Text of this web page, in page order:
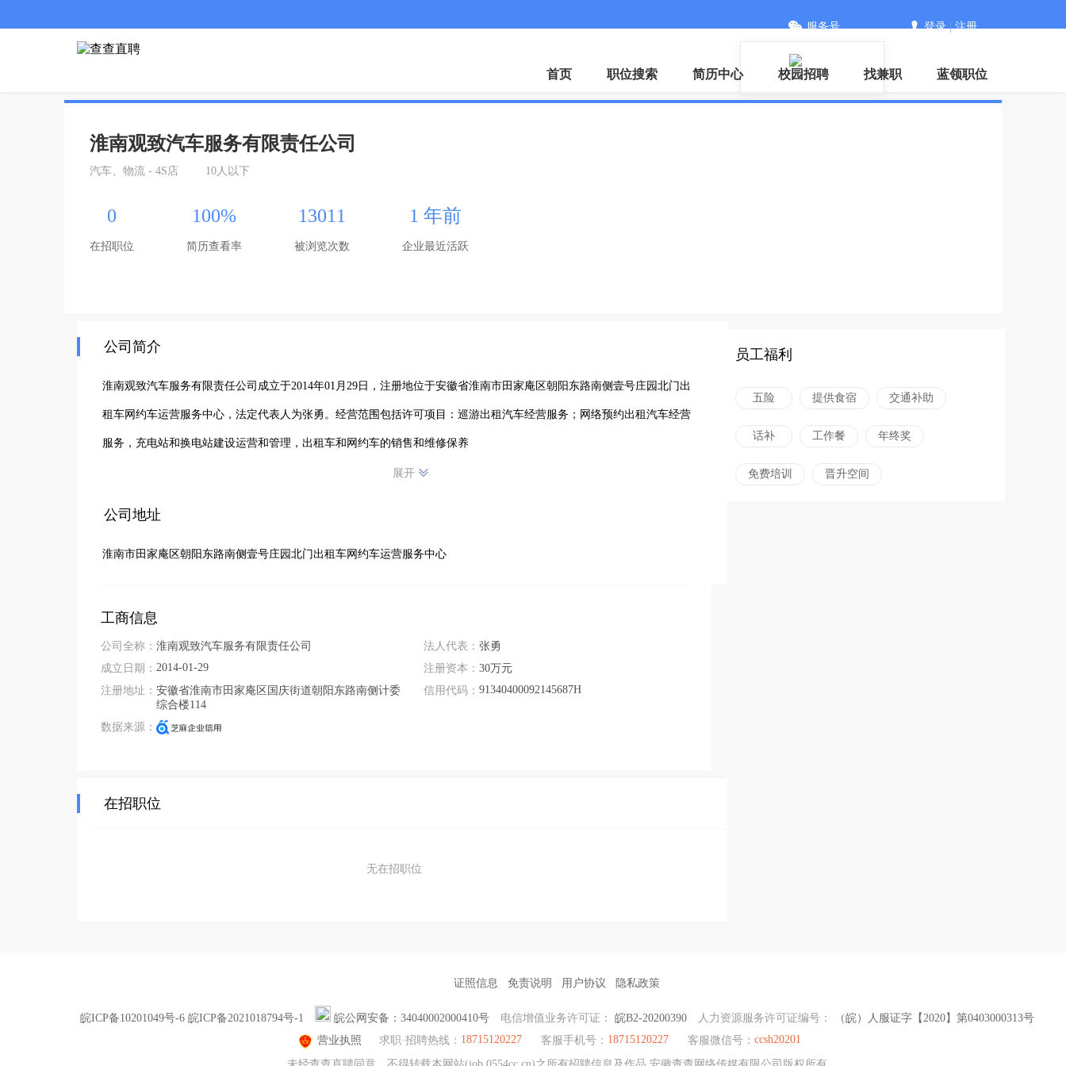
客服微信
服务号 登录|注册
首页 职位搜索 简历中心 校园招聘 找兼职 蓝领职位
淮南观致汽车服务有限责任公司
汽车、物流 - 4S店 10人以下
0
在招职位
100%
简历查看率
13011
被浏览次数
1 年前
企业最近活跃
公司简介
淮南观致汽车服务有限责任公司成立于2014年01月29日，注册地位于安徽省淮南市田家庵区朝阳东路南侧壹号庄园北门出
租车网约车运营服务中心，法定代表人为张勇。经营范围包括许可项目：巡游出租汽车经营服务；网络预约出租汽车经营
服务，充电站和换电站建设运营和管理，出租车和网约车的销售和维修保养
展开
公司地址
淮南市田家庵区朝阳东路南侧壹号庄园北门出租车网约车运营服务中心
工商信息
公司全称： 淮南观致汽车服务有限责任公司
成立日期： 2014-01-29
注册地址： 安徽省淮南市田家庵区国庆街道朝阳东路南侧计委
综合楼114
数据来源：
法人代表： 张勇
注册资本： 30万元
信用代码： 91340400092145687H
在招职位
无在招职位
员工福利
五险 提供食宿 交通补助
话补 工作餐 年终奖
免费培训 晋升空间
证照信息 免责说明 用户协议 隐私政策
皖ICP备10201049号-6 皖ICP备2021018794号-1 皖公网安备：34040002000410号 电信增值业务许可证： 皖B2-20200390 人力资源服务许可证编号：
（皖）人服证字【2020】第0403000313号
营业执照
求职·招聘热线： 18715120227 客服手机号： 18715120227 客服微信号： ccsh20201